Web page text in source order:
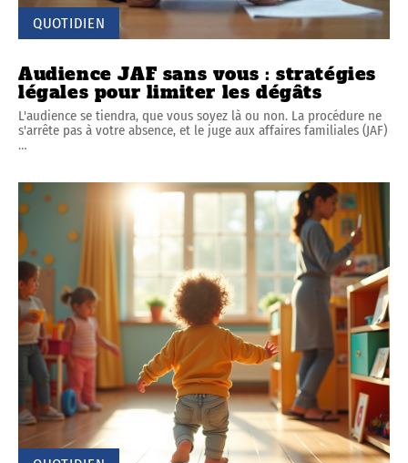
QUOTIDIEN
Audience JAF sans vous : stratégies
légales pour limiter les dégâts
L'audience se tiendra, que vous soyez là ou non. La procédure ne
s'arrête pas à votre absence, et le juge aux affaires familiales (JAF)
…